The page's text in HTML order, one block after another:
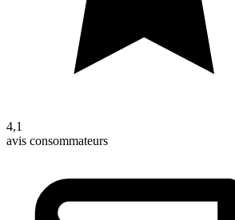
4,1
avis consommateurs